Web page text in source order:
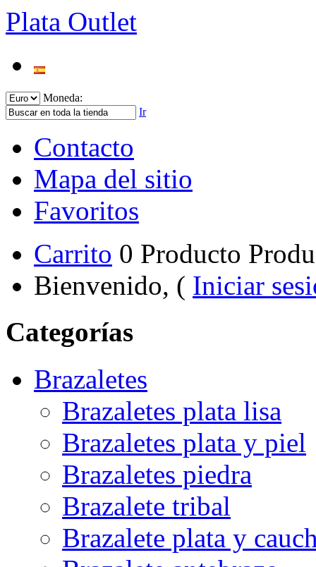
Plata Outlet
Moneda:
Ir
Contacto
Mapa del sitio
Favoritos
Carrito 0 Producto
Bienvenido, ( Iniciar
Categorías
Brazaletes
Brazaletes plata lisa
Brazaletes plata y piel
Brazaletes piedra
Brazalete tribal
Brazalete plata y